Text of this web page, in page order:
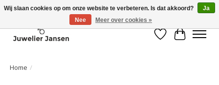
Verlanglijst
Home /
Wij slaan cookies op om onze website te verbeteren. Is dat akkoord?
Ja
Nee
Meer over cookies »